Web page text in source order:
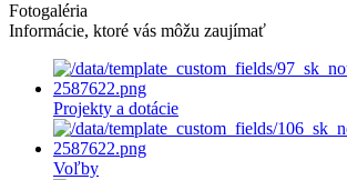
Fotogaléria
Informácie, ktoré vás môžu zaujímať
Projekty a dotácie
Voľby